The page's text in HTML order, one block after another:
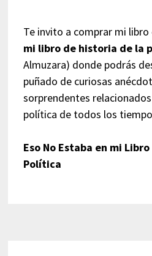
Te invito a comprar mi libro
mi libro de historia de la
Almuzara) donde podrás
puñado de curiosas
sorprendentes
política de todos los
Eso No Estaba en mi
Política